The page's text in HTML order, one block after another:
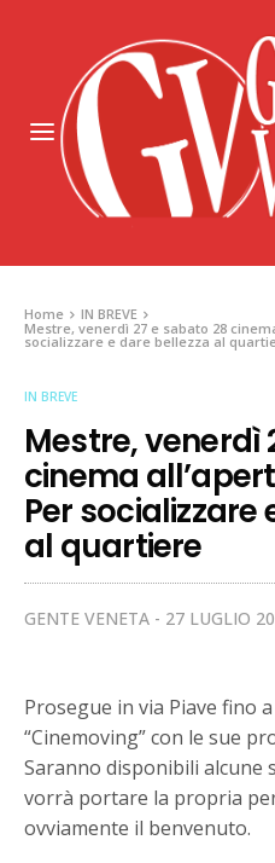
Home
IN BREVE
Mestre, venerdì 27 e sabato 28
socializzare e dare bellezza al
IN BREVE
Mestre, venerdì
cinema
Per socializzare
al quartiere
GENTE VENETA 27 LUGLIO
Prosegue in via Piave fino
“Cinemoving” con le sue
Saranno disponibili alcune
vorrà portare la propria
ovviamente il benvenuto.